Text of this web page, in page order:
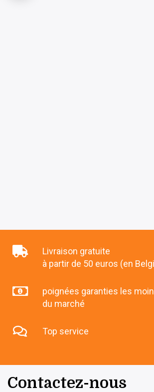
Livraison gratuite
à partir de 50 euros (en
poignées garanties les
du marché
Top service
Contactez-nous